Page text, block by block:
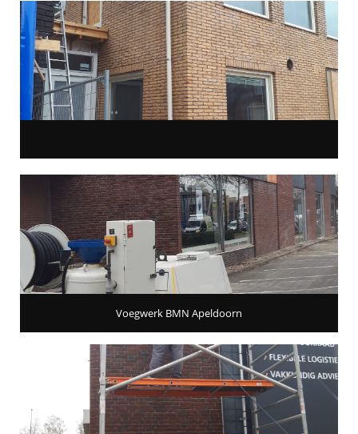
Voegwerk BMN Apeldoorn